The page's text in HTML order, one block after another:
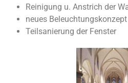
Reinigung u. Anstrich der
neues Beleuchtungskonzept
Teilsanierung der Fenster